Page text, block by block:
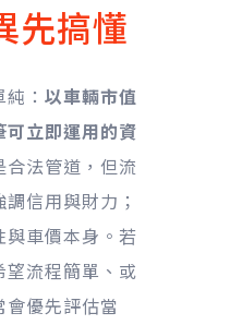
先搞懂
： 以車輛市值
立即運用的資
法管道，但流
信用與財力；
車價本身。若
望流程簡單、或
優先評估當